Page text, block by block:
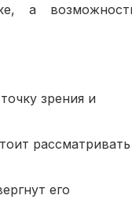
а
зрения и
рассматривать
его